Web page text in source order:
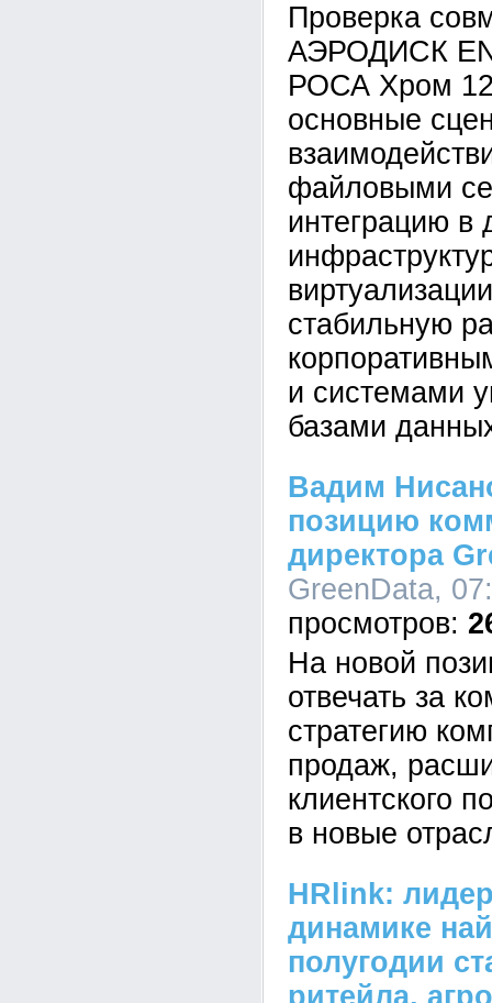
Проверка
АЭРОДИСК
РОСА Хром 12
основные
файловыми
интеграцию в
стабильную
и системами
базами
Вадим
позицию
директора
GreenData,
На новой
отвечать за
стратегию
продаж,
клиентского
в новые
HRlink:
динамике
полугодии
ритейла,